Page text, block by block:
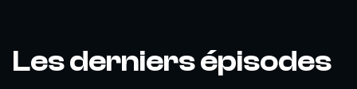
Les derniers épisodes